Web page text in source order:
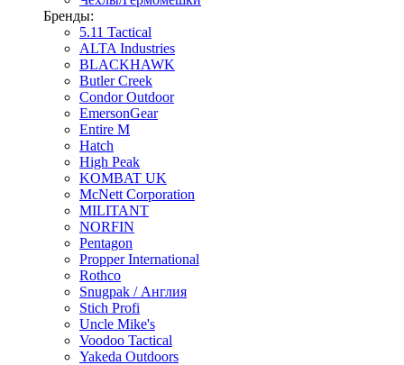
Бренды:
5.11 Tactical
ALTA Industries
BLACKHAWK
Butler Creek
Condor Outdoor
EmersonGear
Entire M
Hatch
High Peak
KOMBAT UK
McNett Corporation
MILITANT
NORFIN
Pentagon
Propper International
Rothco
Snugpak / Англия
Stich Profi
Uncle Mike's
Voodoo Tactical
Yakeda Outdoors